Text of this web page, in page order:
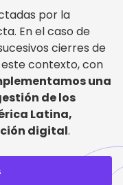
por la
En el caso de
cierres de
contexto, con
una
de los
Latina,
digital.